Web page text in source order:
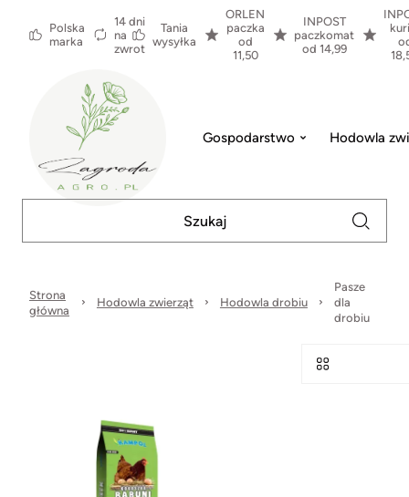
Polska
marka
14 dni
na
zwrot
Tania
wysyłka
ORLEN
paczka
od
11,50
INPOST
paczkomat
od 14,99
Gospodarstwo Hodowla
Strona
główna
Hodowla zwierząt Hodowla drobiu
Pasze
dla
drobiu